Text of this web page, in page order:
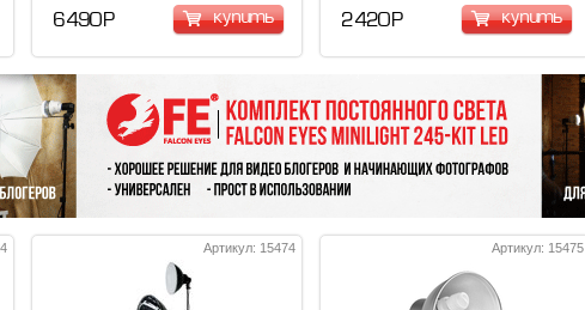
6 490 Р купить 2 420 Р купить
Артикул: 15474 Артикул: 15475